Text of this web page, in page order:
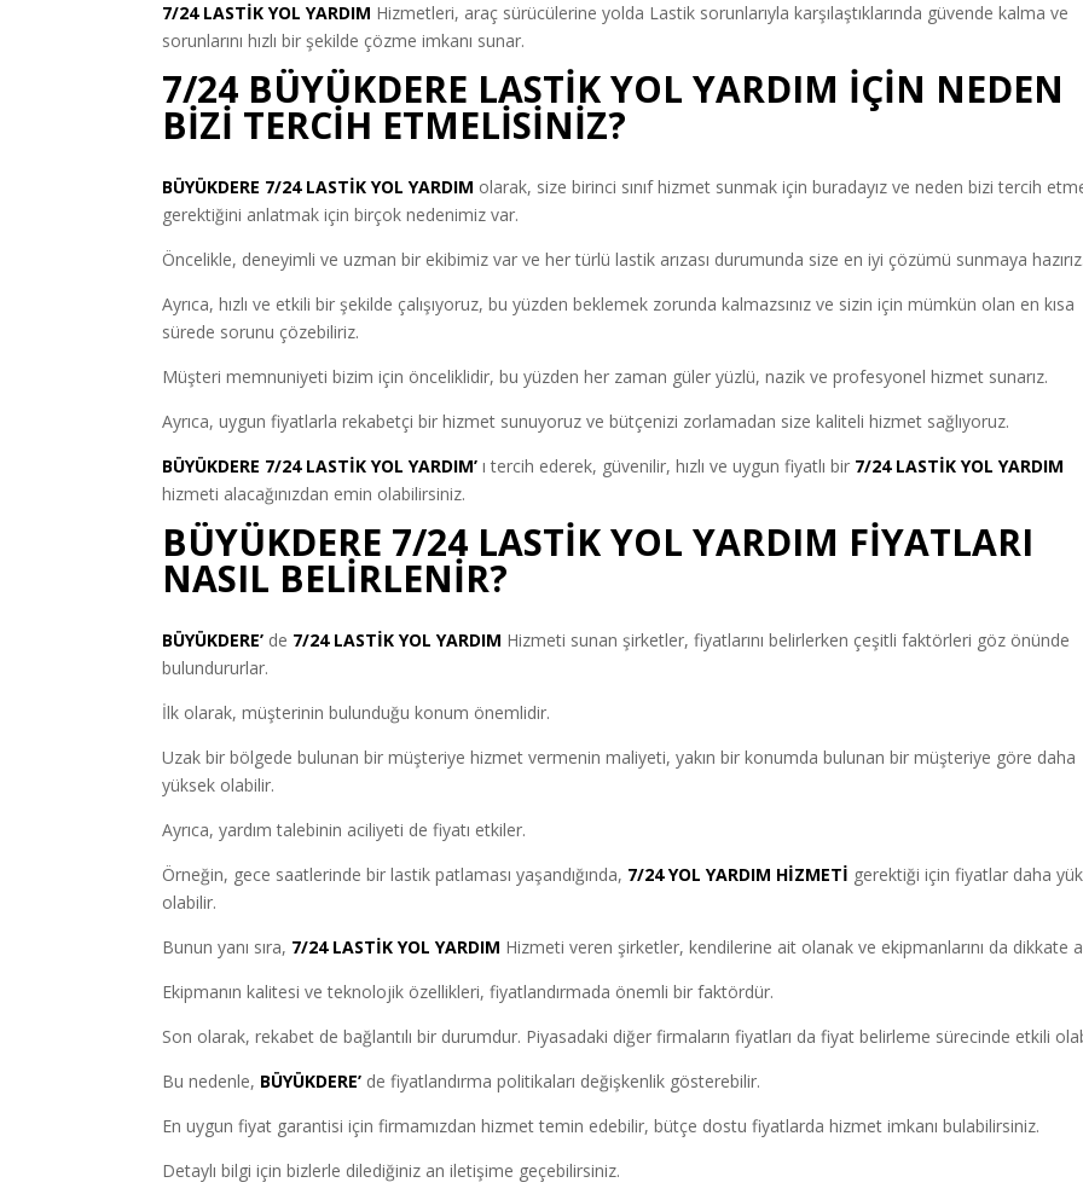
7/24 LASTİK YOL YARDIM Hizmetleri, araç sürücülerine yolda Lastik sorunlarıyla karşılaştıklarında güvende kalma ve
sorunlarını hızlı bir şekilde çözme imkanı sunar.
7/24 BÜYÜKDERE LASTİK YOL YARDIM İÇİN NEDEN
BİZİ TERCİH ETMELİSİNİZ?
BÜYÜKDERE 7/24 LASTİK YOL YARDIM olarak, size birinci sınıf hizmet sunmak için buradayız ve neden bizi tercih
gerektiğini anlatmak için birçok nedenimiz var.
Öncelikle, deneyimli ve uzman bir ekibimiz var ve her türlü lastik arızası durumunda size en iyi çözümü sunmaya
Ayrıca, hızlı ve etkili bir şekilde çalışıyoruz, bu yüzden beklemek zorunda kalmazsınız ve sizin için mümkün olan en kısa
sürede sorunu çözebiliriz.
Müşteri memnuniyeti bizim için önceliklidir, bu yüzden her zaman güler yüzlü, nazik ve profesyonel hizmet sunarız.
Ayrıca, uygun fiyatlarla rekabetçi bir hizmet sunuyoruz ve bütçenizi zorlamadan size kaliteli hizmet sağlıyoruz.
BÜYÜKDERE 7/24 LASTİK YOL YARDIM’ ı tercih ederek, güvenilir, hızlı ve uygun fiyatlı bir 7/24 LASTİK YOL YARDIM
hizmeti alacağınızdan emin olabilirsiniz.
BÜYÜKDERE 7/24 LASTİK YOL YARDIM FİYATLARI
NASIL BELİRLENİR?
BÜYÜKDERE’ de 7/24 LASTİK YOL YARDIM Hizmeti sunan şirketler, fiyatlarını belirlerken çeşitli faktörleri göz önünde
bulundururlar.
İlk olarak, müşterinin bulunduğu konum önemlidir.
Uzak bir bölgede bulunan bir müşteriye hizmet vermenin maliyeti, yakın bir konumda bulunan bir müşteriye göre daha
yüksek olabilir.
Ayrıca, yardım talebinin aciliyeti de fiyatı etkiler.
Örneğin, gece saatlerinde bir lastik patlaması yaşandığında, 7/24 YOL YARDIM HİZMETİ gerektiği için fiyatlar daha
olabilir.
Bunun yanı sıra, 7/24 LASTİK YOL YARDIM Hizmeti veren şirketler, kendilerine ait olanak ve ekipmanlarını da dikkate
Ekipmanın kalitesi ve teknolojik özellikleri, fiyatlandırmada önemli bir faktördür.
Son olarak, rekabet de bağlantılı bir durumdur. Piyasadaki diğer firmaların fiyatları da fiyat belirleme sürecinde etkili
Bu nedenle, BÜYÜKDERE’ de fiyatlandırma politikaları değişkenlik gösterebilir.
En uygun fiyat garantisi için firmamızdan hizmet temin edebilir, bütçe dostu fiyatlarda hizmet imkanı bulabilirsiniz.
Detaylı bilgi için bizlerle dilediğiniz an iletişime geçebilirsiniz.